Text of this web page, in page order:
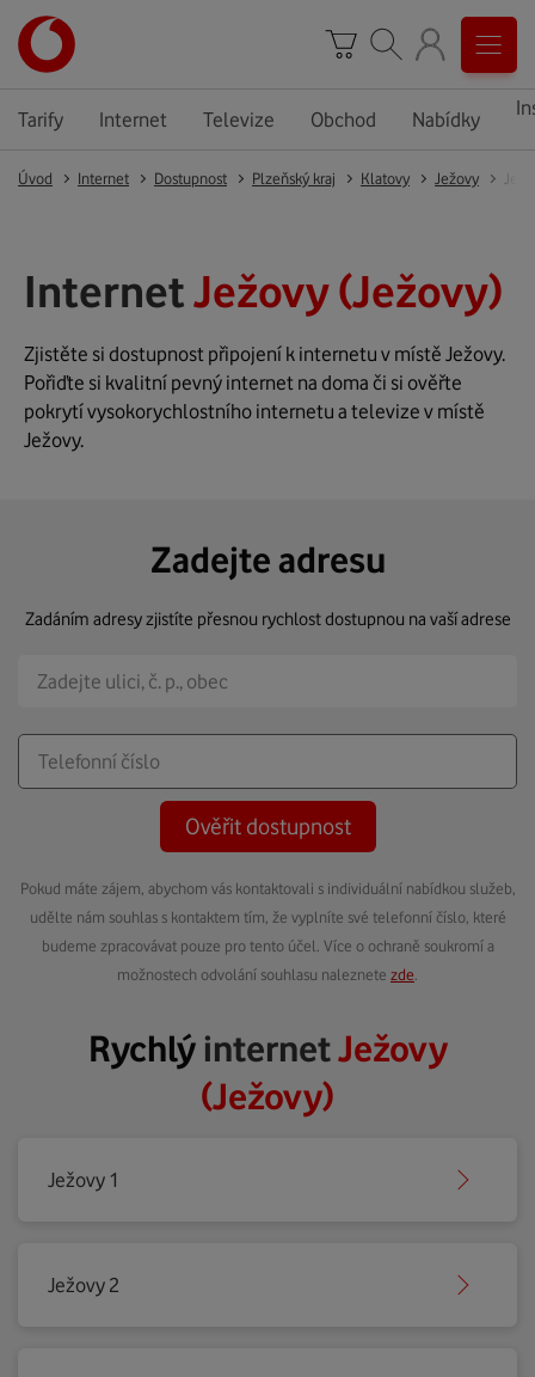
Tarify Internet Televize Obchod Nabídky
Úvod Internet Dostupnost Plzeňský kraj Klatovy Ježovy
InternetJežovy (Ježovy)
Zjistěte si dostupnost připojení k internetu v místě Ježovy.
Pořiďte si kvalitní pevný internet na doma či si ověřte
pokrytí vysokorychlostního internetu a televize v místě
Ježovy.
Zadejte adresu
Zadáním adresy zjistíte přesnou rychlost dostupnou na vaší adrese
Ověřit dostupnost
Pokud máte zájem, abychom vás kontaktovali s individuální nabídkou služeb,
udělte nám souhlas s kontaktem tím, že vyplníte své telefonní číslo, které
budeme zpracovávat pouze pro tento účel. Více o ochraně soukromí a
možnostech odvolání souhlasu naleznete zde
RychlýinternetJežovy
(Ježovy)
Ježovy 1
Ježovy 2